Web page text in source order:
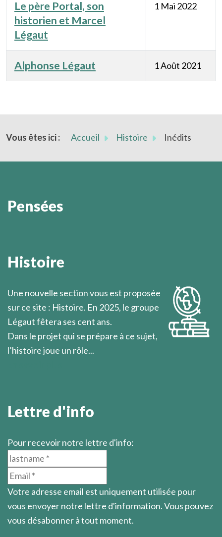
Le père Portal, son
historien et Marcel
Légaut
1 Mai 2022
Alphonse Légaut 1 Août 2021
Vous êtes ici : Accueil Histoire Inédits
Pensées
soutiennent et l’aident à grandir.
Histoire
Une nouvelle section vous est proposée
sur ce site : Histoire. En 2025, le groupe
Légaut fêtera ses cent ans.
Dans le projet qui se prépare à ce sujet,
l’histoire joue un rôle...
Lettre d'info
Pour recevoir notre lettre d'info:
Votre adresse email est uniquement utilisée pour
vous envoyer notre lettre d'information. Vous pouvez
vous désabonner à tout moment.